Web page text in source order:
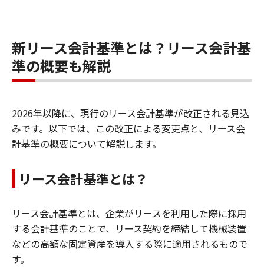
新リース会計基準とは？リース会計基
準の概要も解説
2026年以降に、現行のリース会計基準が改正される見込
みです。以下では、この改正による変更点と、リース会
計基準の概要について解説します。
リース会計基準とは？
リース会計基準とは、企業がリースを利用した際に採用
する会計基準のことで、リース契約を締結して機械装置
などの高額な固定資産を導入する際に適用されるもので
す。